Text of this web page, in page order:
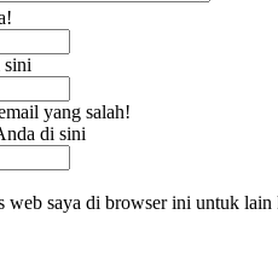
sini
yang salah!
di sini
web saya di browser ini untuk lain